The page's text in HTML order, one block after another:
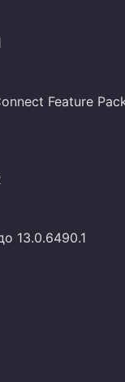
Feature
13.0.6490.1